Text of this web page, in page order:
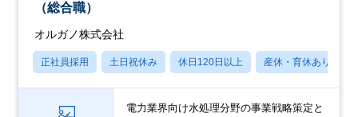
（総合職）
オルガノ株式会社
正社員採用 土日祝休み 休日120日以上 産休・育休あり
電力業界向け水処理分野の事業戦略策定と